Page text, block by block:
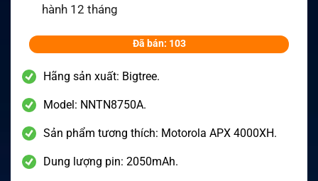
hành 12 tháng
Đã bán: 103
Hãng sản xuất: Bigtree.
Model: NNTN8750A.
Sản phẩm tương thích: Motorola APX 4000XH.
Dung lượng pin: 2050mAh.